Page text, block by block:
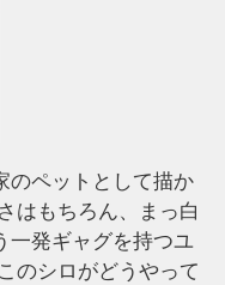
のペットとして描か
はもちろん、まっ白
一発ギャグを持つユ
のシロがどうやって